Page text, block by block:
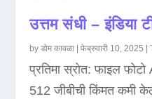
उत्तम संधी – इंडिया
byडोम कावळा |फेब्रुवारी 10, 2025 |
प्रतिमा स्रोत: फाइल
512 जीबीची किंमत कमी